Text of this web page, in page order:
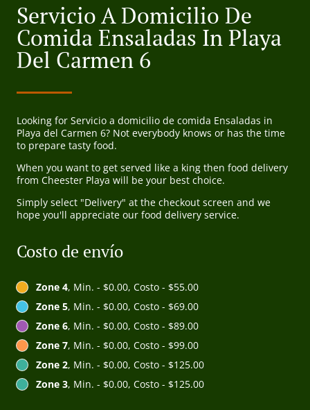
Servicio A Domicilio De
Comida Ensaladas In Playa
Del Carmen 6
Looking for Servicio a domicilio de comida Ensaladas in
Playa del Carmen 6? Not everybody knows or has the time
to prepare tasty food.
When you want to get served like a king then food delivery
from Cheester Playa will be your best choice.
Simply select "Delivery" at the checkout screen and we
hope you'll appreciate our food delivery service.
Costo de envío
Zone 4, Min. - $0.00, Costo - $55.00
Zone 5, Min. - $0.00, Costo - $69.00
Zone 6, Min. - $0.00, Costo - $89.00
Zone 7, Min. - $0.00, Costo - $99.00
Zone 2, Min. - $0.00, Costo - $125.00
Zone 3, Min. - $0.00, Costo - $125.00